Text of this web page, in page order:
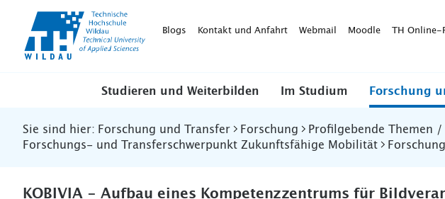
WildauBlogs Kontakt und Anfahrt Webmail Moodle TH Online-
Studieren und Weiterbilden Im Studium Forschung
Sie sind hier: Forschung und Transfer Forschung
Profilgebende Themen
Forschungs- und Transferschwerpunkt Zukunftsfähige Mobilität
KOBIVIA - Aufbau eines Kompetenzzentrums für